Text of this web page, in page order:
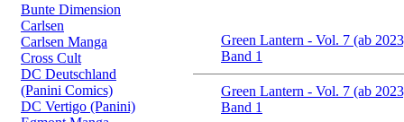
Bunte Dimension
Carlsen
Carlsen Manga
Cross Cult
DC Deutschland
(Panini Comics)
DC Vertigo (Panini)
Green Lantern - Vol. 7 (ab
Band 1
Green Lantern - Vol. 7 (ab
Band 1